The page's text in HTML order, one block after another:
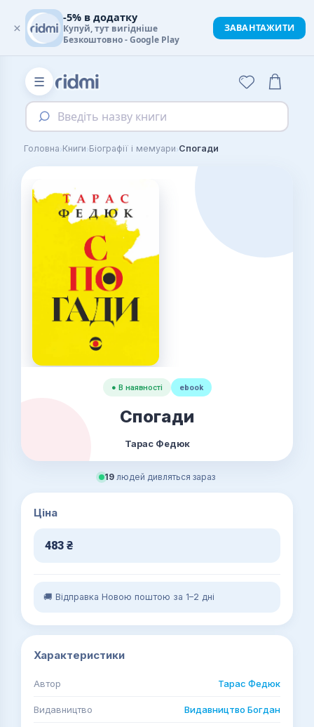
☰
Введіть назву книги
Головна›Книги›Біографії і мемуари›Спогади
● В наявності ebook
Спогади
Тарас Федюк
19 людей дивляться зараз
Ціна
483 ₴
🚚 Відправка Новою поштою за 1–2 дні
Характеристики
Автор Тарас Федюк
Видавництво Видавництво Богдан
×
-5% в додатку
Купуй, тут вигідніше
Безкоштовно - Google Play
ЗАВАНТАЖИТИ